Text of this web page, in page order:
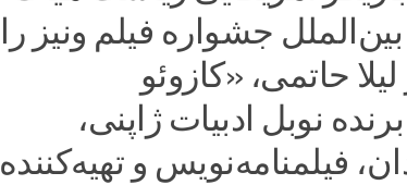
جشواره فیلم ونیز را
حاتمی، «کازوئو
نوبل ادبیات ژاپنی،
فیلمنامه‌نویس و تهیه‌کننده